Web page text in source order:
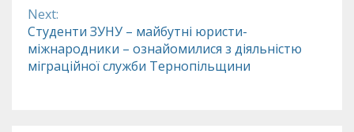
Next:
Студенти ЗУНУ – майбутні юристи-
міжнародники – ознайомилися з діяльністю
міграційної служби Тернопільщини